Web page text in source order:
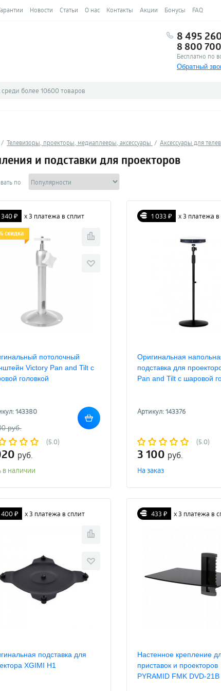
Новости Статьи О нас Контакты Акции Бонусы FAQ
8 495
8 800
Бесплатно по
Обратный
Телевизоры, проекторы, медиаплееры, аксессуары Аксессуары для
и подставки для проекторов
по
340 ₽ х 3 платежа в сплит
скидка
потолочный
Victory Pan and Tilt с
головкой
143380
руб.
(5.0)
руб.
в наличии
1 033 ₽ х 3 платежа в
Оригинальная
подставка для
Pan and Tilt с шаровой
Артикул: 143376
(5.0)
3 100 руб.
На заказ
400 ₽ х 3 платежа в сплит
подставка для
XGIMI H1
433 ₽ х 3 платежа в
Настенное крепление
приставок и проекторов
PYRAMID FMK DVD-21B